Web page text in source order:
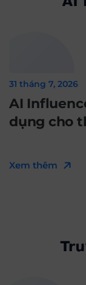
31 tháng 7, 2026
AI
dụng cho
Xem thêm